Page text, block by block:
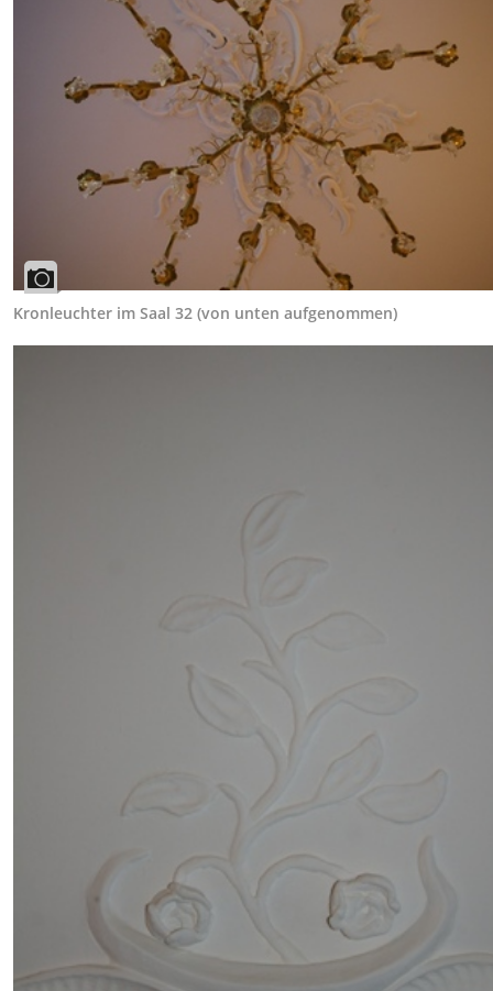
Kronleuchter im Saal 32 (von unten aufgenommen)